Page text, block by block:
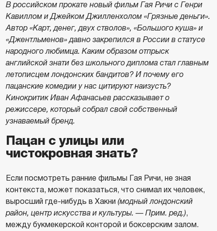
В российском прокате новый фильм Гая Ричи с Генри
Кавиллом и Джейком Джилленхолом «Грязные деньги».
Автор «Карт, денег, двух стволов», «Большого куша» и
«Джентльменов» давно закрепился в России в статусе
народного любимца. Каким образом отпрыск
английской знати без школьного диплома стал главным
летописцем лондонских бандитов? И почему его
пацанские комедии у нас цитируют наизусть?
Кинокритик Иван Афанасьев рассказывает о
режиссере, который собрал свой собственный
узнаваемый бренд.
Пацан с улицы или
чистокровная знать?
Если посмотреть ранние фильмы Гая Ричи, не зная
контекста, может показаться, что снимал их человек,
выросший где-нибудь в Хакни (модный лондонский
район, центр искусства и культуры. — Прим. ред.),
между букмекерской конторой и боксерским залом.